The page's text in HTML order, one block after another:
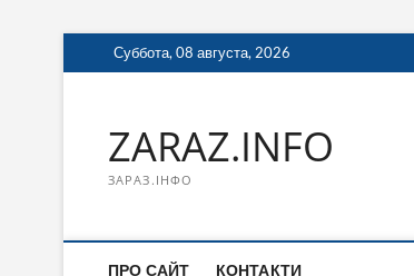
Перейти
к
Суббота, 08 августа, 2026
ZARAZ.INFO
ЗАРАЗ.ІНФО
ПРО САЙТ КОНТАКТИ